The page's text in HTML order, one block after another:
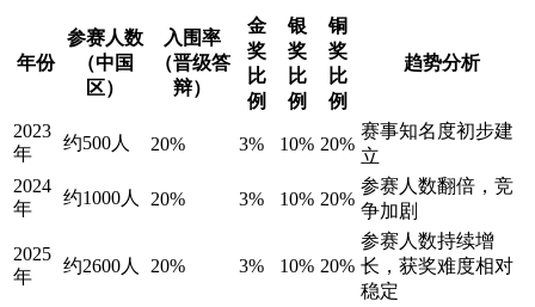
年份
参赛人数
（中国
区）
入围率
（晋级答
辩）
金
奖
比
例
银
奖
比
例
铜
奖
比
例
趋势分析
2023
年
约500人 20% 3% 10% 20%
赛事知名度初步建
立
2024
年
约1000人 20% 3% 10% 20%
参赛人数翻倍，竞
争加剧
2025
年
约2600人 20% 3% 10% 20%
参赛人数持续增
长，获奖难度相对
稳定